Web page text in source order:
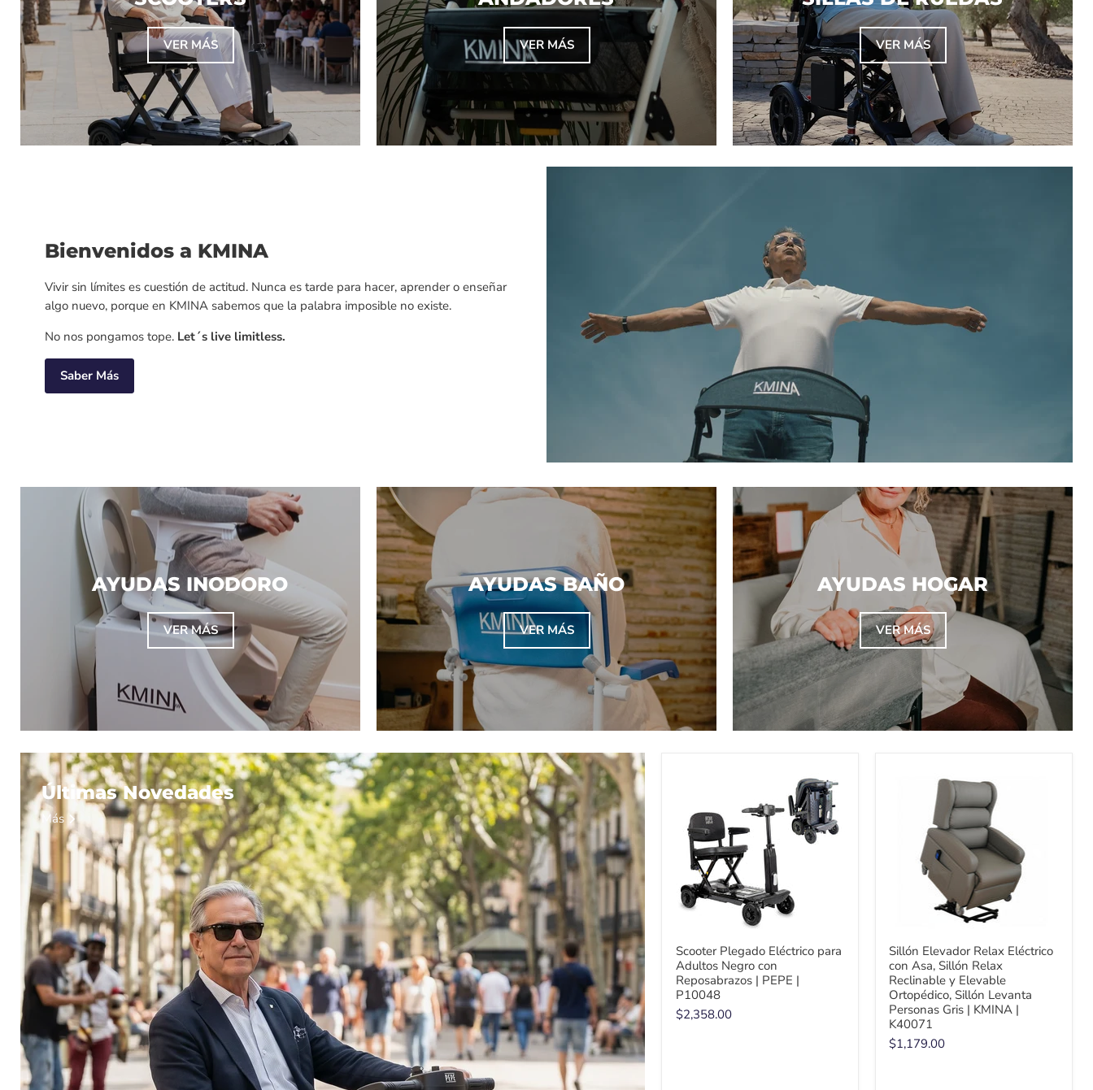
VER MÁS VER MÁS VER MÁS
Bienvenidos a KMINA
Vivir sin límites es cuestión de actitud. Nunca es tarde para hacer, aprender o enseñar
algo nuevo, porque en KMINA sabemos que la palabra imposible no existe.
No nos pongamos tope. Let´s live limitless.
Saber Más
AYUDAS INODORO
VER MÁS
AYUDAS BAÑO
VER MÁS
AYUDAS HOGAR
VER MÁS
Últimas Novedades
Más
Scooter Plegado Eléctrico para
Adultos Negro con
Reposabrazos | PEPE |
P10048
$2,358.00
Sillón Elevador Relax Eléctrico
con Asa, Sillón Relax
Reclinable y Elevable
Ortopédico, Sillón Levanta
Personas Gris | KMINA |
K40071
$1,179.00